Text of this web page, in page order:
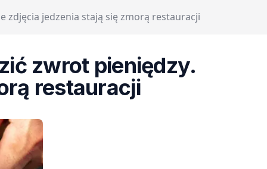
zdjęcia jedzenia stają się zmorą restauracji
zwrot pieniędzy.
restauracji